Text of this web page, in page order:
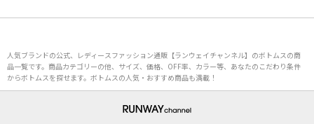
人気ブランドの公式、レディースファッション通販【ランウェイチャンネル】のボトムスの商
品一覧です。商品カテゴリーの他、サイズ、価格、OFF率、カラー等、あなたのこだわり条件
からボトムスを探せます。ボトムスの人気・おすすめ商品も満載！